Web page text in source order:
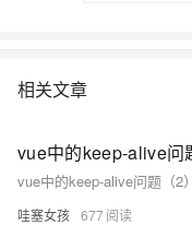
相关文章
vue中的keep-alive问
vue中的keep-alive问题（2）
哇塞女孩 677